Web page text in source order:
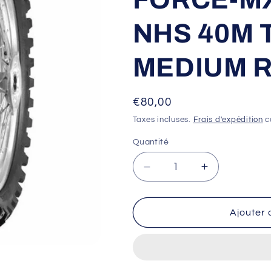
NHS 40M
MEDIUM
Prix
habituel
€80,00
Taxes incluses. Frais d'expédition
Quantité
Réduire
la
quantité
Pneu
Augmenter
la
quantité
Pneu
Ajouter